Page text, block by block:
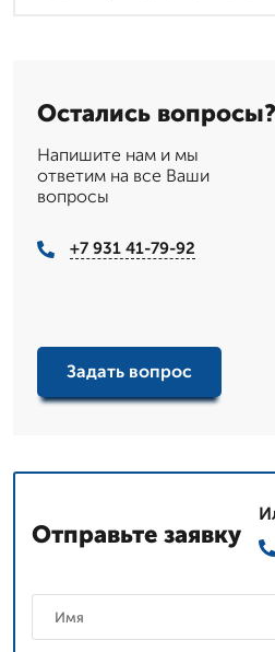
Остались вопросы?
Напишите нам и мы
ответим на все Ваши
вопросы
+7 931 41-79-92
Задать вопрос
Отправьте заявку